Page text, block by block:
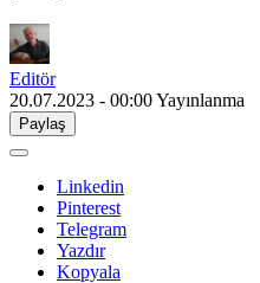
Editör
20.07.2023 - 00:00Yayınlanma
Paylaş
Linkedin
Pinterest
Telegram
Yazdır
Kopyala